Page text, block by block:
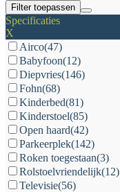
Filter toepassen
Specificaties
X
Airco(47)
Babyfoon(12)
Diepvries(146)
Fohn(68)
Kinderbed(81)
Kinderstoel(85)
Open haard(42)
Parkeerplek(142)
Roken toegestaan(3)
Rolstoelvriendelijk(12)
Televisie(56)